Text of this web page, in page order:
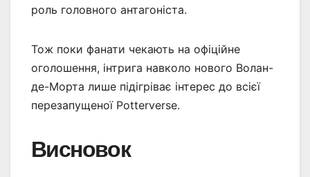
роль головного антагоніста.
Тож поки фанати чекають на офіційне
оголошення, інтрига навколо нового Волан-
де-Морта лише підігріває інтерес до всієї
перезапущеної Potterverse.
Висновок